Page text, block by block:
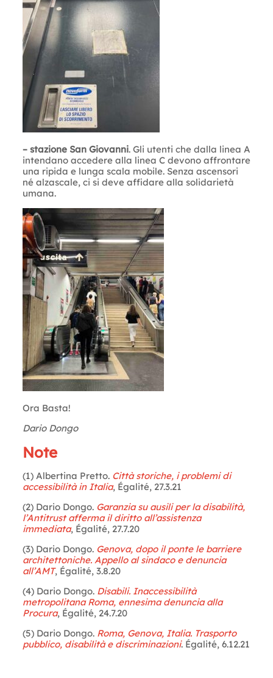
– stazione San Giovanni. Gli utenti che dalla linea A
intendano accedere alla linea C devono affrontare
una ripida e lunga scala mobile. Senza ascensori
né alzascale, ci si deve affidare alla solidarietà
umana.
Ora Basta!
Dario Dongo
Note
(1) Albertina Pretto. Città storiche, i problemi di
accessibilità in Italia, Égalité, 27.3.21
(2) Dario Dongo. Garanzia su ausili per la disabilità,
l’Antitrust afferma il diritto all’assistenza
immediata, Égalité, 27.7.20
(3) Dario Dongo. Genova, dopo il ponte le barriere
architettoniche. Appello al sindaco e denuncia
all’AMT, Égalité, 3.8.20
(4) Dario Dongo. Disabili. Inaccessibilità
metropolitana Roma, ennesima denuncia alla
Procura, Égalité, 24.7.20
(5) Dario Dongo. Roma, Genova, Italia. Trasporto
pubblico, disabilità e discriminazioni. Égalité, 6.12.21